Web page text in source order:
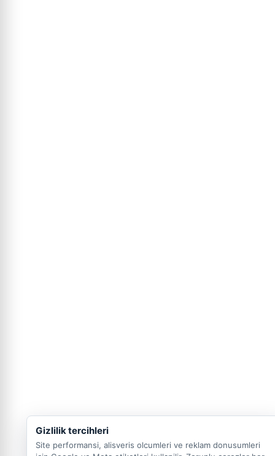
Gizlilik tercihleri
Site performansi, alisveris olcumleri ve reklam donusumleri